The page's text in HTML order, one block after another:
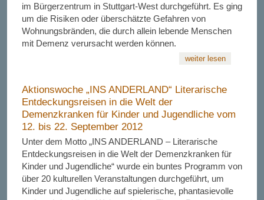
im Bürgerzentrum in Stuttgart-West durchgeführt. Es ging
um die Risiken oder überschätzte Gefahren von
Wohnungsbränden, die durch allein lebende Menschen
mit Demenz verursacht werden können.
weiter lesen
Aktionswoche „INS ANDERLAND“ Literarische
Entdeckungsreisen in die Welt der
Demenzkranken für Kinder und Jugendliche vom
12. bis 22. September 2012
Unter dem Motto „INS ANDERLAND – Literarische
Entdeckungsreisen in die Welt der Demenzkranken für
Kinder und Jugendliche“ wurde ein buntes Programm von
über 20 kulturellen Veranstaltungen durchgeführt, um
Kinder und Jugendliche auf spielerische, phantasievolle